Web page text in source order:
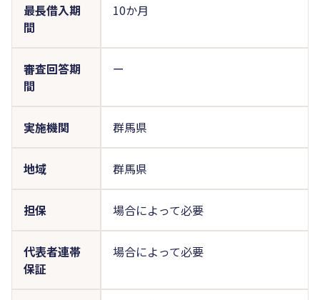
最長借入期
間
10か月
審査回答期
間
ー
実施機関 群馬県
地域 群馬県
担保 場合によって必要
代表者連帯
保証
場合によって必要